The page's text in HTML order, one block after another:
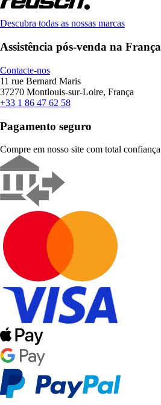
Descubra todas as nossas marcas
Assistência pós-venda na França
Contacte-nos
11 rue Bernard Maris
37270 Montlouis-sur-Loire, França
+33 1 86 47 62 58
Pagamento seguro
Compre em nosso site com total confiança